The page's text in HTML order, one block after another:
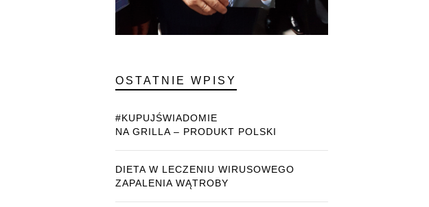
OSTATNIE WPISY
#KUPUJŚWIADOMIE
NA GRILLA – PRODUKT POLSKI
DIETA W LECZENIU WIRUSOWEGO
ZAPALENIA WĄTROBY